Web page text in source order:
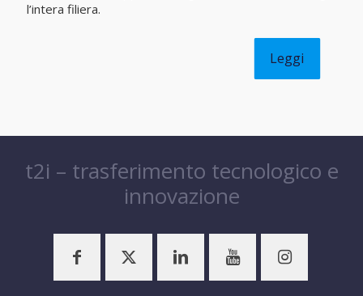
l’intera filiera.
Leggi
t2i – trasferimento tecnologico e
innovazione